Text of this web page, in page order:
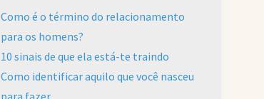
Como é o término do relacionamento
para os homens?
10 sinais de que ela está-te traindo
Como identificar aquilo que você nasceu